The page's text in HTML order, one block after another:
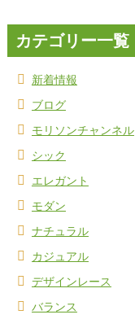
カテゴリー一覧
新着情報
ブログ
モリソンチャンネル
シック
エレガント
モダン
ナチュラル
カジュアル
デザインレース
バランス